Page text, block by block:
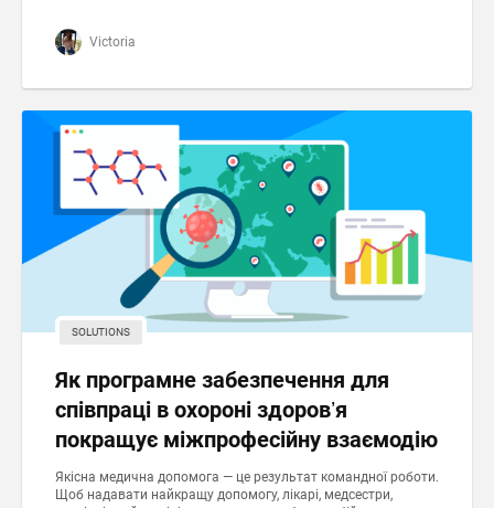
Victoria
SOLUTIONS
Як програмне забезпечення для
співпраці в охороні здоровʼя
покращує міжпрофесійну взаємодію
Якісна медична допомога — це результат командної роботи.
Щоб надавати найкращу допомогу, лікарі, медсестри,